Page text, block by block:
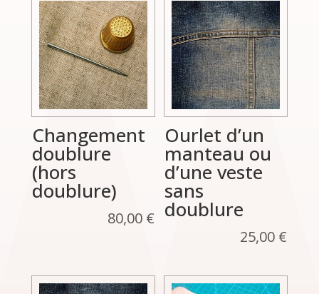
Changement
doublure
(hors
doublure)
80,00 €
Ourlet d’un
manteau ou
d’une veste
sans
doublure
25,00 €